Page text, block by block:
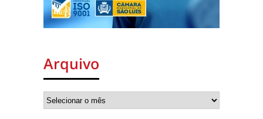
Arquivo